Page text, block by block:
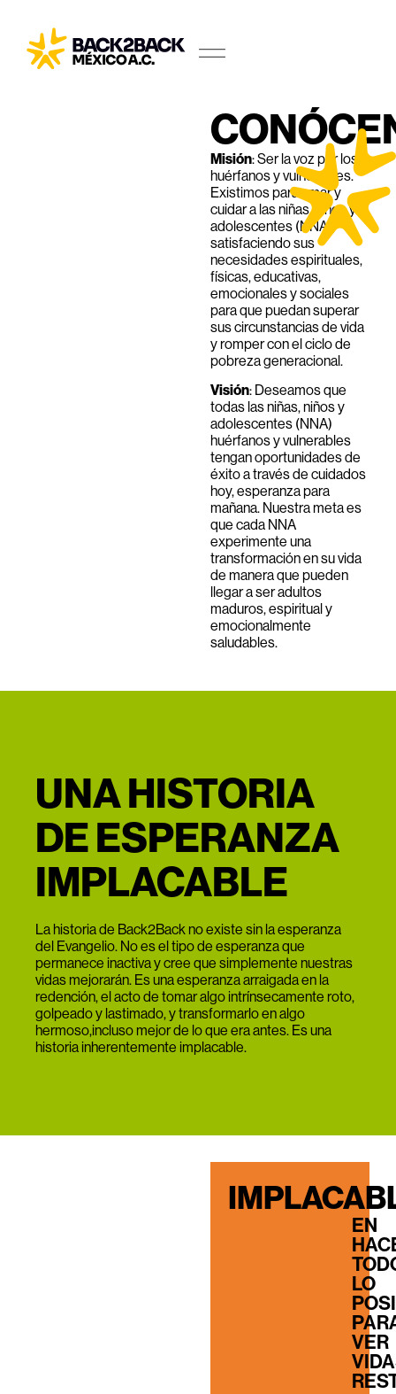
Misión: Ser la voz por los
huérfanos y vulnerables.
Existimos para amar y
cuidar a las niñas, niños y
adolescentes (NNA),
satisfaciendo sus
necesidades espirituales,
físicas, educativas,
emocionales y sociales
para que puedan superar
sus circunstancias de vida
y romper con el ciclo de
pobreza generacional.
Visión: Deseamos que
todas las niñas, niños y
adolescentes (NNA)
huérfanos y vulnerables
tengan oportunidades de
éxito a través de cuidados
hoy, esperanza para
mañana. Nuestra meta es
que cada NNA
experimente una
transformación en su vida
de manera que pueden
llegar a ser adultos
maduros, espiritual y
emocionalmente
saludables.
UNA HISTORIA
DE ESPERANZA
IMPLACABLE
La historia de Back2Back no existe sin la esperanza
del Evangelio. No es el tipo de esperanza que
permanece inactiva y cree que simplemente nuestras
vidas mejorarán. Es una esperanza arraigada en la
redención, el acto de tomar algo intrínsecamente roto,
golpeado y lastimado, y transformarlo en algo
hermoso,incluso mejor de lo que era antes. Es una
historia inherentemente implacable.
EN
LO
VER